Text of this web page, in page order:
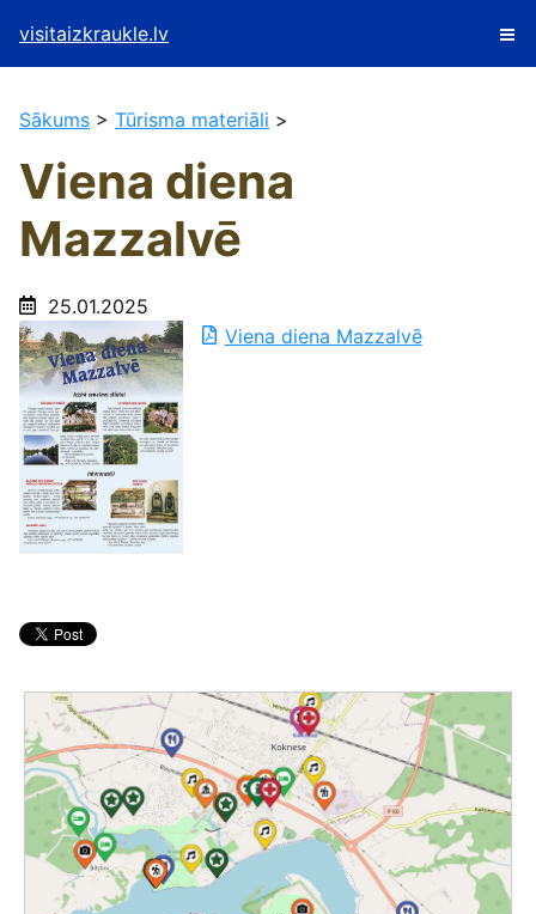
visitaizkraukle.lv
Sākums > Tūrisma materiāli >
Viena diena
Mazzalvē
25.01.2025
Viena diena Mazzalvē